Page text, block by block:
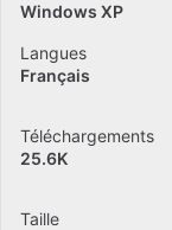
Windows XP
Langues
Français
Téléchargements
25.6K
Taille